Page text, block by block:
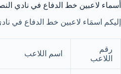
أسماء لاعبين خط الدفاع في نادي
إليكم اسمَاء لاعبين خط الدفاع في
رقم
اللاعب
اسم اللاعب